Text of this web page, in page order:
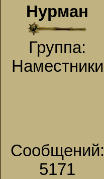
Нурман
Группа:
Наместники
Сообщений:
5171